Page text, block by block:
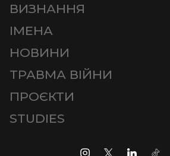
ВИЗНАННЯ
ІМЕНА
НОВИНИ
ТРАВМА ВІЙНИ
ПРОЄКТИ
STUDIES